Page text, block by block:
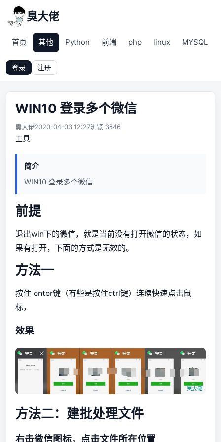
臭大佬
首页 其他 Python 前端 php linux MYSQL
登录 注册
WIN10 登录多个微信
臭大佬2020-04-03 12:27浏览 3646
工具
简介
WIN10 登录多个微信
前提
退出win下的微信，就是当前没有打开微信的状态，如
果有打开，下面的方式是无效的。
方法一
按住 enter键（有些是按住ctrl键）连续快速点击鼠
标，
效果
方法二：建批处理文件
右击微信图标，点击文件所在位置